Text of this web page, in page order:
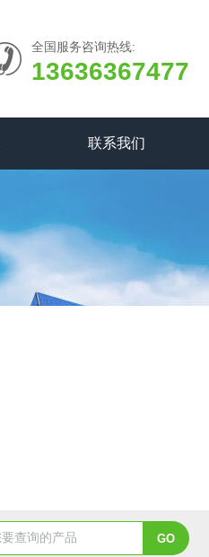
全国服务咨询热线:
13636367477
联系我们
dn200湖泉电动截止阀 一